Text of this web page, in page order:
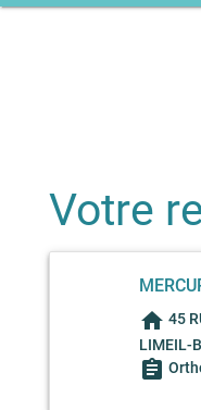
Votre
home 45
LIMEIL-
assignment